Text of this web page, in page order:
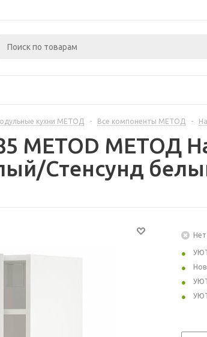
кухни МЕТОД - Все компоненты МЕТОД -
METOD МЕТОД
Стенсунд